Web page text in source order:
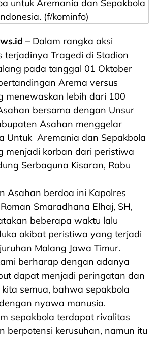
untuk Aremania dan Sepakbola
(f/kominfo)
– Dalam rangka aksi
terjadinya Tragedi di Stadion
pada tanggal 01 Oktober
Arema versus
menewaskan lebih dari 100
bersama dengan Unsur
Asahan menggelar
Untuk Aremania dan Sepakbola
menjadi korban dari peristiwa
Serbaguna Kisaran, Rabu
Asahan berdoa ini Kapolres
Smaradhana Elhaj, SH,
beberapa waktu lalu
akibat peristiwa yang terjadi
Malang Jawa Timur.
berharap dengan adanya
dapat menjadi peringatan dan
semua, bahwa sepakbola
nyawa manusia.
sepakbola terdapat rivalitas
berpotensi kerusuhan, namun itu